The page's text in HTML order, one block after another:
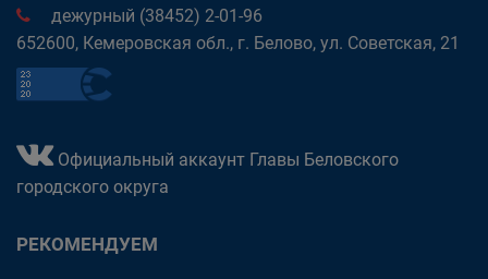
дежурный (38452) 2-01-96
652600, Кемеровская обл., г. Белово, ул. Советская, 21
Официальный аккаунт Главы Беловского
городского округа
РЕКОМЕНДУЕМ